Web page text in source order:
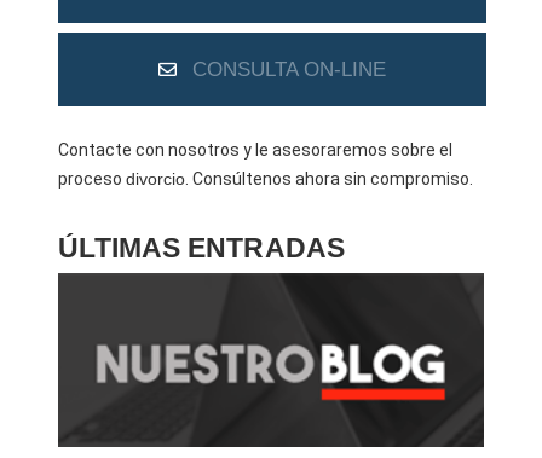
CONSULTA ON-LINE
Contacte con nosotros y le asesoraremos sobre el
procesodivorcio. Consúltenos ahora sin compromiso.
ÚLTIMAS ENTRADAS